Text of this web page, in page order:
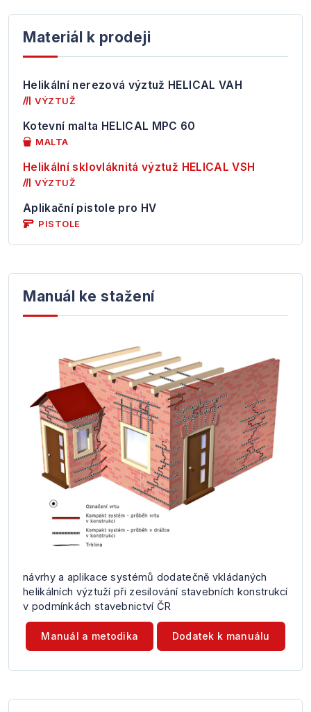
Materiál k prodeji
Helikální nerezová výztuž HELICAL VAH
VÝZTUŽ
Kotevní malta HELICAL MPC 60
MALTA
Helikální sklovláknitá výztuž HELICAL VSH
VÝZTUŽ
Aplikační pistole pro HV
PISTOLE
Manuál ke stažení
návrhy a aplikace systémů dodatečně vkládaných
helikálních výztuží při zesilování stavebních konstrukcí
v podmínkách stavebnictví ČR
Manuál a metodika Dodatek k manuálu